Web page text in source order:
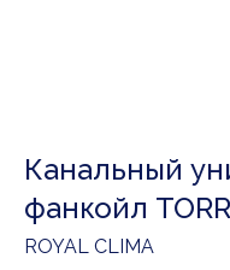
Канальный
фанкойл
ROYAL CLIMA